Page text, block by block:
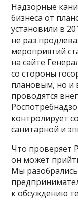
Надзорные
бизнеса от
установили в
не раз
мероприятий
на сайте
со стороны
плановым, но и
проводятся
контролирует
санитарной и
Что проверяет
он может
Мы
к обсуждению